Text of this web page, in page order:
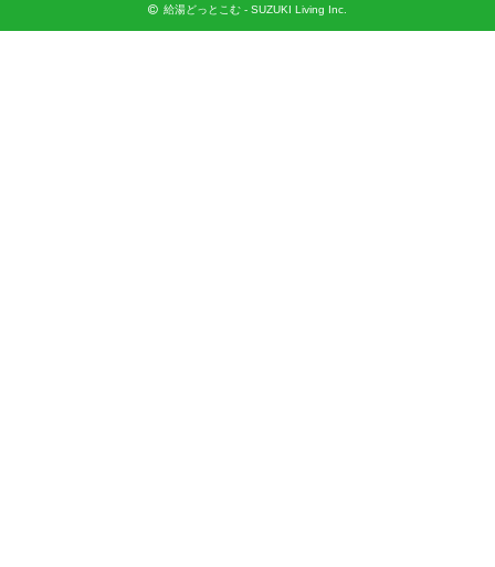
給湯どっとこむ - SUZUKI Living Inc.